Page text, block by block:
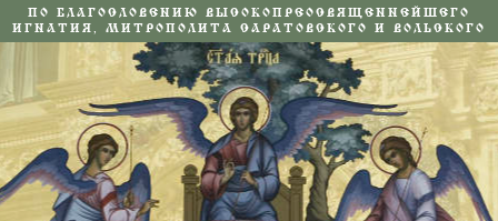
ПО БЛАГОСЛОВЕНИЮ ВЫСОКОПРЕОСВЯЩЕННЕЙШЕГО
ИГНАТИЯ, МИТРОПОЛИТА САРАТОВСКОГО И ВОЛЬСКОГО